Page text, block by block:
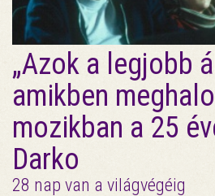
„Azok a legjobb
amikben
mozikban a 25
Darko
28 nap van a világvégéig